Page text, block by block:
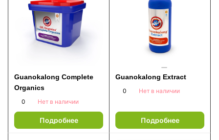
Guanokalong Complete
Organics
0 Нет в наличии
Подробнее
Guanokalong Extract
0 Нет в наличии
Подробнее